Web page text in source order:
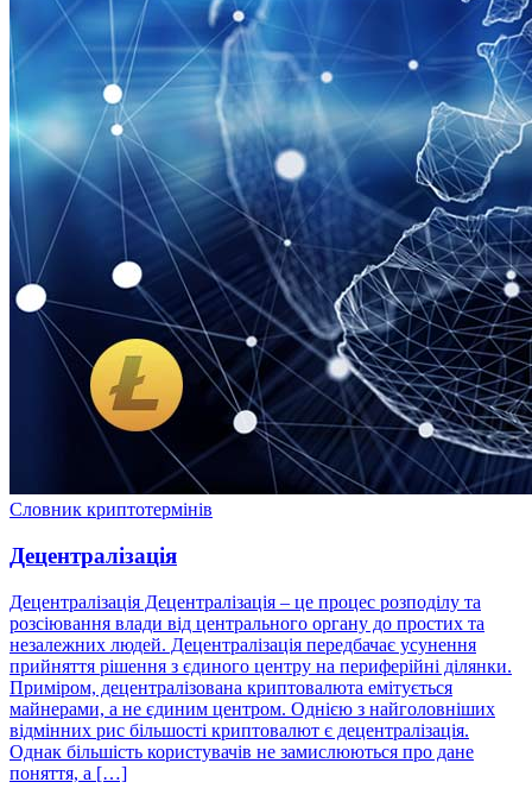
Словник криптотермінів
Децентралізація
Децентралізація Децентралізація – це процес розподілу та
розсіювання влади від центрального органу до простих та
незалежних людей. Децентралізація передбачає усунення
прийняття рішення з єдиного центру на периферійні ділянки.
Приміром, децентралізована криптовалюта емітується
майнерами, а не єдиним центром. Однією з найголовніших
відмінних рис більшості криптовалют є децентралізація.
Однак більшість користувачів не замислюються про дане
поняття, а […]